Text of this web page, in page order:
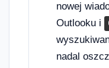
nowej
Outlooku i
nadal